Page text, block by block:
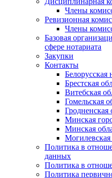
Члены
Ревизионная
Члены
Базовая
сфере нотариата
Закупки
Контакты
Белорусская
Брестская
Витебская
Гомельская
Гродненская
Минская
Минская
Могилевская
Политика в
данных
Политика в
Политика